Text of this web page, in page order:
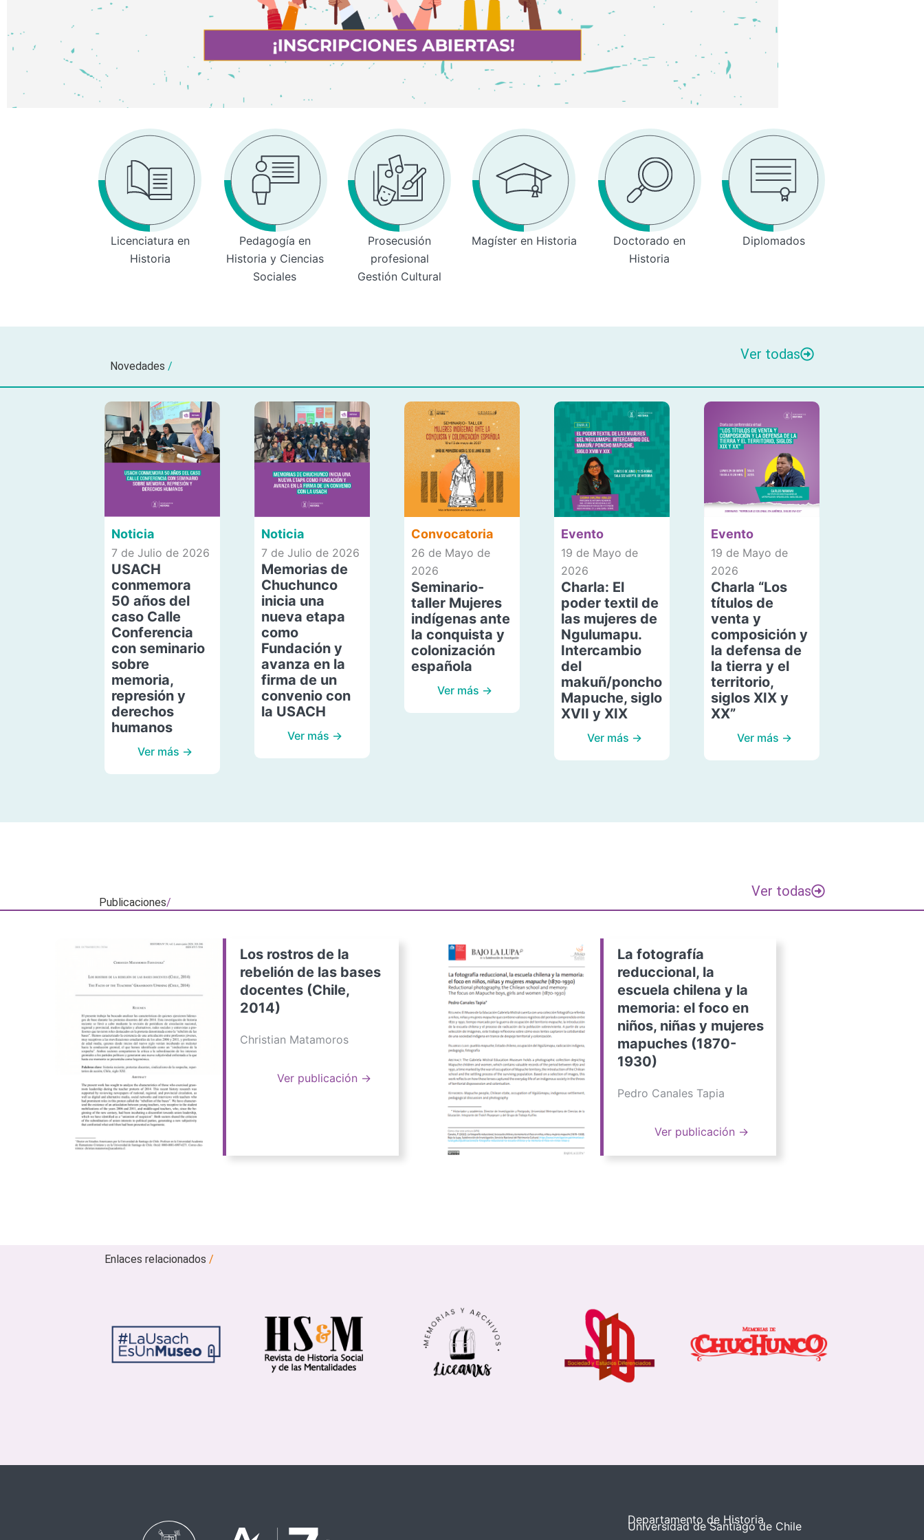
Licenciatura en
Historia
Pedagogía en
Historia y Ciencias
Sociales
Prosecusión
profesional
Gestión Cultural
Magíster en Historia
Doctorado en
Historia
Diplomados
Novedades /
Ver todas
Noticia
7 de Julio de 2026
USACH
conmemora
50 años del
caso Calle
Conferencia
con seminario
sobre
memoria,
represión y
derechos
humanos
Ver más →
Noticia
7 de Julio de 2026
Memorias de
Chuchunco
inicia una
nueva etapa
como
Fundación y
avanza en la
firma de un
convenio con
la USACH
Ver más →
Convocatoria
26 de Mayo de
2026
Seminario-
taller Mujeres
indígenas ante
la conquista y
colonización
española
Ver más →
Evento
19 de Mayo de
2026
Charla: El
poder textil de
las mujeres de
Ngulumapu.
Intercambio
del
makuñ/poncho
Mapuche, siglo
XVII y XIX
Ver más →
Evento
19 de Mayo de
2026
Charla “Los
títulos de
venta y
composición y
la defensa de
la tierra y el
territorio,
siglos XIX y
XX”
Ver más →
Publicaciones/
Ver todas
Los rostros de la
rebelión de las bases
docentes (Chile,
2014)
Christian Matamoros
Ver publicación →
La fotografía
reduccional, la
escuela chilena y la
memoria: el foco en
niños, niñas y mujeres
mapuches (1870-
1930)
Pedro Canales Tapia
Ver publicación →
Enlaces relacionados/
Departamento de Historia
Universidad de Santiago de Chile